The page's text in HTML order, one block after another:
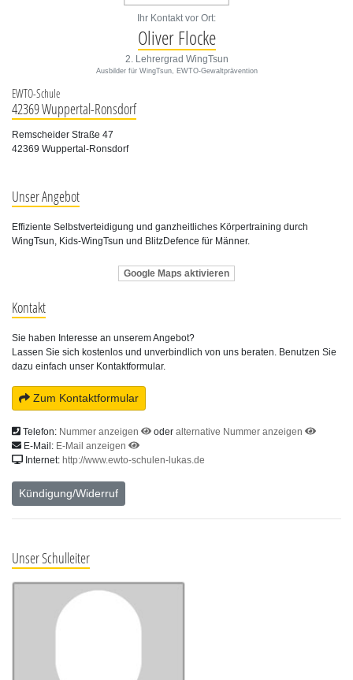
Ihr Kontakt vor Ort:
Oliver Flocke
2. Lehrergrad WingTsun
Ausbilder für WingTsun, EWTO-Gewaltprävention
EWTO-Schule
42369 Wuppertal-Ronsdorf
Remscheider Straße 47
42369 Wuppertal-Ronsdorf
Unser Angebot
Effiziente Selbstverteidigung und ganzheitliches Körpertraining durch
WingTsun, Kids-WingTsun und BlitzDefence für Männer.
Google Maps aktivieren
Kontakt
Sie haben Interesse an unserem Angebot?
Lassen Sie sich kostenlos und unverbindlich von uns beraten. Benutzen Sie
dazu einfach unser Kontaktformular.
Zum Kontaktformular
Telefon: Nummer anzeigen oder alternative Nummer anzeigen
E-Mail: E-Mail anzeigen
Internet: http://www.ewto-schulen-lukas.de
Kündigung/Widerruf
Unser Schulleiter